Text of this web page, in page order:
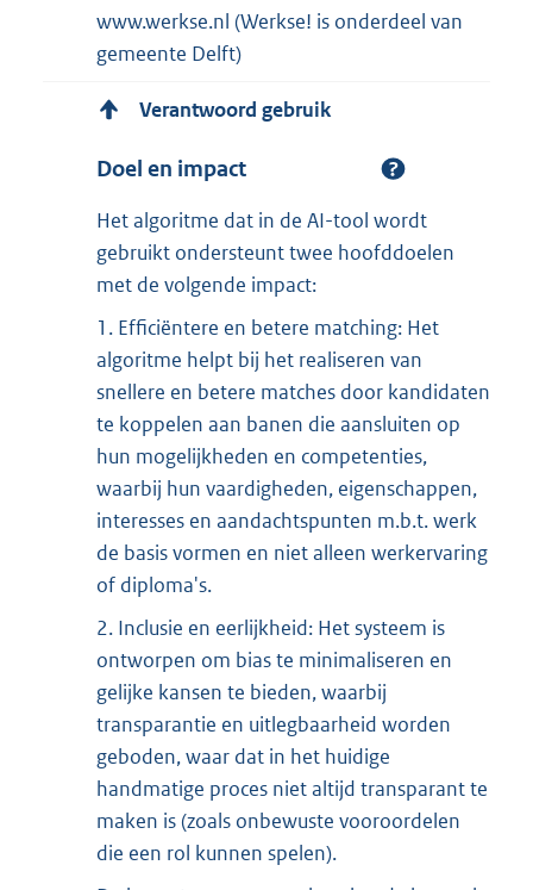
www.werkse.nl (Werkse! is onderdeel van
gemeente Delft)
Verantwoord gebruik
Doel en impact
Het algoritme dat in de AI-tool wordt
gebruikt ondersteunt twee hoofddoelen
met de volgende impact:
1. Efficiëntere en betere matching: Het
algoritme helpt bij het realiseren van
snellere en betere matches door kandidaten
te koppelen aan banen die aansluiten op
hun mogelijkheden en competenties,
waarbij hun vaardigheden, eigenschappen,
interesses en aandachtspunten m.b.t. werk
de basis vormen en niet alleen werkervaring
of diploma's.
2. Inclusie en eerlijkheid: Het systeem is
ontworpen om bias te minimaliseren en
gelijke kansen te bieden, waarbij
transparantie en uitlegbaarheid worden
geboden, waar dat in het huidige
handmatige proces niet altijd transparant te
maken is (zoals onbewuste vooroordelen
die een rol kunnen spelen).